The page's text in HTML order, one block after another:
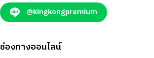
@kingkongpremium
ช่องทางออนไลน์